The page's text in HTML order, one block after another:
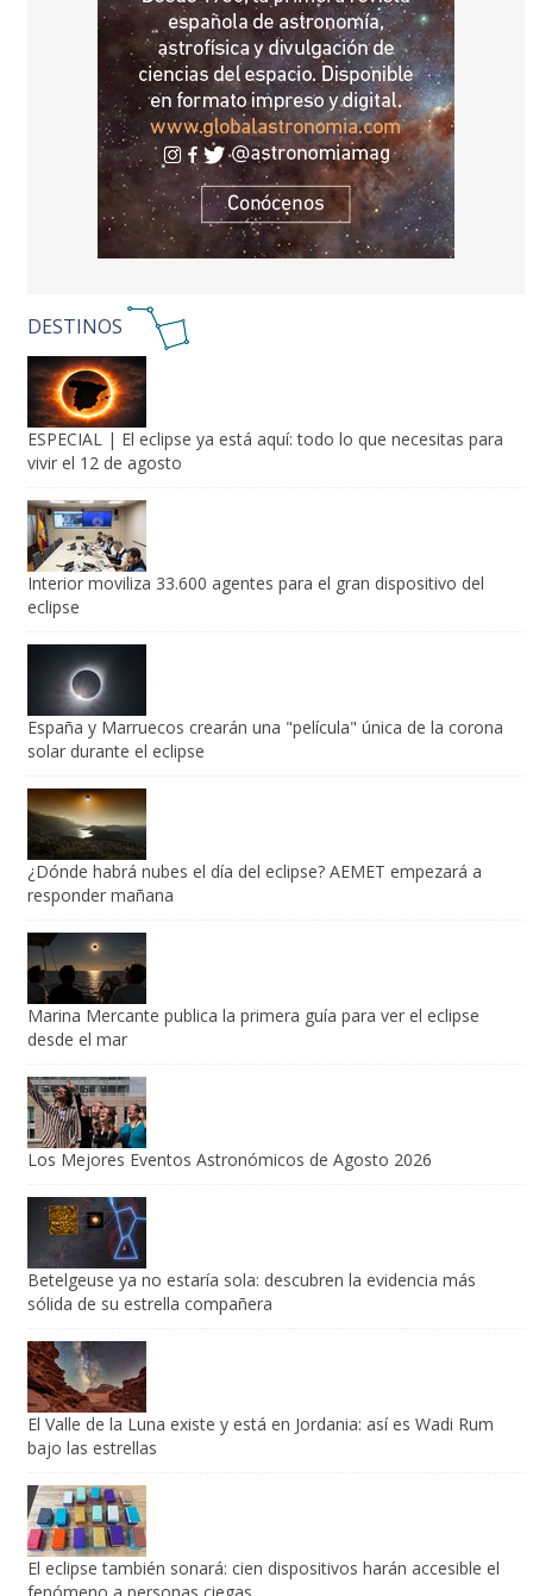
ESPECIAL | El eclipse ya está aquí: todo lo que necesitas para
vivir el 12 de agosto
Interior moviliza 33.600 agentes para el gran dispositivo del
eclipse
España y Marruecos crearán una "película" única de la corona
solar durante el eclipse
¿Dónde habrá nubes el día del eclipse? AEMET empezará a
responder mañana
Marina Mercante publica la primera guía para ver el eclipse
desde el mar
Los Mejores Eventos Astronómicos de Agosto 2026
Betelgeuse ya no estaría sola: descubren la evidencia más
sólida de su estrella compañera
El Valle de la Luna existe y está en Jordania: así es Wadi Rum
bajo las estrellas
El eclipse también sonará: cien dispositivos harán accesible el
fenómeno a personas ciegas